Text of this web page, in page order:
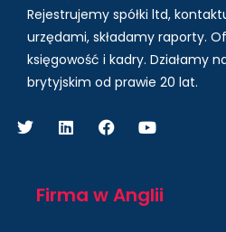
Rejestrujemy spółki ltd,
urzędami, składamy raporty.
księgowość i kadry. Działamy
brytyjskim od prawie 20 lat.
Firma w Anglii